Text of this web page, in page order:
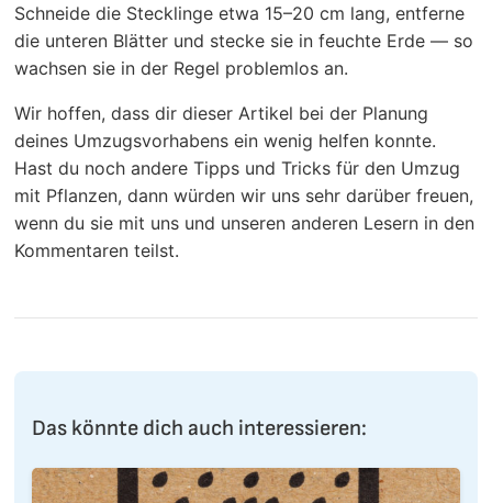
Schneide die Stecklinge etwa 15–20 cm lang, entferne
die unteren Blätter und stecke sie in feuchte Erde — so
wachsen sie in der Regel problemlos an.
Wir hoffen, dass dir dieser Artikel bei der Planung
deines Umzugsvorhabens ein wenig helfen konnte.
Hast du noch andere Tipps und Tricks für den Umzug
mit Pflanzen, dann würden wir uns sehr darüber freuen,
wenn du sie mit uns und unseren anderen Lesern in den
Kommentaren teilst.
Das könnte dich auch interessieren: